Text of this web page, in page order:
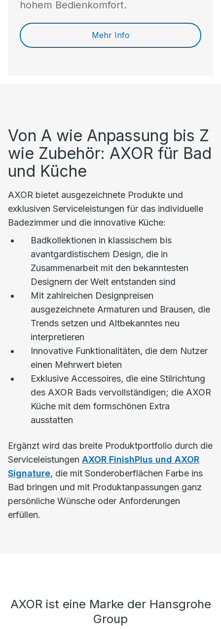
hohem Bedienkomfort.
Mehr Info
Von A wie Anpassung bis Z
wie Zubehör: AXOR für Bad
und Küche
AXOR bietet ausgezeichnete Produkte und
exklusiven Serviceleistungen für das individuelle
Badezimmer und die innovative Küche:
Badkollektionen in klassischem bis
avantgardistischem Design, die in
Zusammenarbeit mit den bekanntesten
Designern der Welt entstanden sind
Mit zahlreichen Designpreisen
ausgezeichnete Armaturen und Brausen, die
Trends setzen und Altbekanntes neu
interpretieren
Innovative Funktionalitäten, die dem Nutzer
einen Mehrwert bieten
Exklusive Accessoires, die eine Stilrichtung
des AXOR Bads vervollständigen; die AXOR
Küche mit dem formschönen Extra
ausstatten
Ergänzt wird das breite Produktportfolio durch die
Serviceleistungen AXOR FinishPlus und AXOR
Signature, die mit Sonderoberflächen Farbe ins
Bad bringen und mit Produktanpassungen ganz
persönliche Wünsche oder Anforderungen
erfüllen.
AXOR ist eine Marke der Hansgrohe
Group